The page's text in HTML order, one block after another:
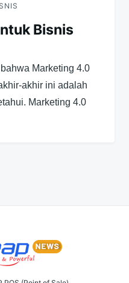
Bisnis
Marketing 4.0
akhir ini adalah
Marketing 4.0